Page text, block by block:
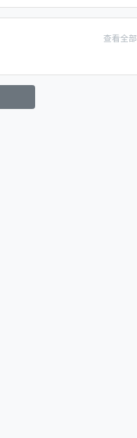
查看全部